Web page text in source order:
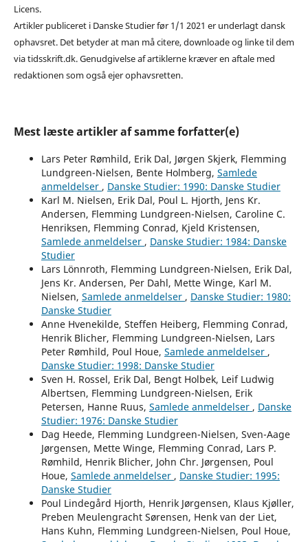
Licens.
Artikler publiceret i Danske Studier før 1/1 2021 er underlagt dansk
ophavsret. Det betyder at man må citere, downloade og linke til dem
via tidsskrift.dk. Genudgivelse af artiklerne kræver en aftale med
redaktionen som også ejer ophavsretten.
Mest læste artikler af samme forfatter(e)
Lars Peter Rømhild, Erik Dal, Jørgen Skjerk, Flemming
Lundgreen-Nielsen, Bente Holmberg, Samlede
anmeldelser , Danske Studier: 1990: Danske Studier
Karl M. Nielsen, Erik Dal, Poul L. Hjorth, Jens Kr.
Andersen, Flemming Lundgreen-Nielsen, Caroline C.
Henriksen, Flemming Conrad, Kjeld Kristensen,
Samlede anmeldelser , Danske Studier: 1984: Danske
Studier
Lars Lönnroth, Flemming Lundgreen-Nielsen, Erik Dal,
Jens Kr. Andersen, Per Dahl, Mette Winge, Karl M.
Nielsen, Samlede anmeldelser , Danske Studier: 1980:
Danske Studier
Anne Hvenekilde, Steffen Heiberg, Flemming Conrad,
Henrik Blicher, Flemming Lundgreen-Nielsen, Lars
Peter Rømhild, Poul Houe, Samlede anmeldelser ,
Danske Studier: 1998: Danske Studier
Sven H. Rossel, Erik Dal, Bengt Holbek, Leif Ludwig
Albertsen, Flemming Lundgreen-Nielsen, Erik
Petersen, Hanne Ruus, Samlede anmeldelser , Danske
Studier: 1976: Danske Studier
Dag Heede, Flemming Lundgreen-Nielsen, Sven-Aage
Jørgensen, Mette Winge, Flemming Conrad, Lars P.
Rømhild, Henrik Blicher, John Chr. Jørgensen, Poul
Houe, Samlede anmeldelser , Danske Studier: 1995:
Danske Studier
Poul Lindegård Hjorth, Henrik Jørgensen, Klaus Kjøller,
Preben Meulengracht Sørensen, Henk van der Liet,
Hans Kuhn, Flemming Lundgreen-Nielsen, Poul Houe,